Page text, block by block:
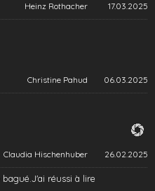
Heinz Rothacher 17.03.2025
Christine Pahud 06.03.2025
Claudia Hischenhuber 26.02.2025
bagué.J'ai réussi à lire